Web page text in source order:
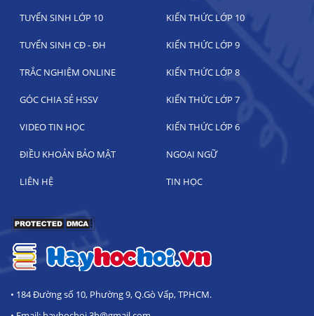
TUYỂN SINH LỚP 10 KIẾN THỨC LỚP 10
TUYỂN SINH CĐ - ĐH KIẾN THỨC LỚP 9
TRẮC NGHIỆM ONLINE KIẾN THỨC LỚP 8
GÓC CHIA SẺ HSSV KIẾN THỨC LỚP 7
VIDEO TIN HỌC KIẾN THỨC LỚP 6
ĐIỀU KHOẢN BẢO MẬT NGOẠI NGỮ
LIÊN HỆ TIN HỌC
• 184 Đường số 10, Phường 9, Q.Gò Vấp, TPHCM.